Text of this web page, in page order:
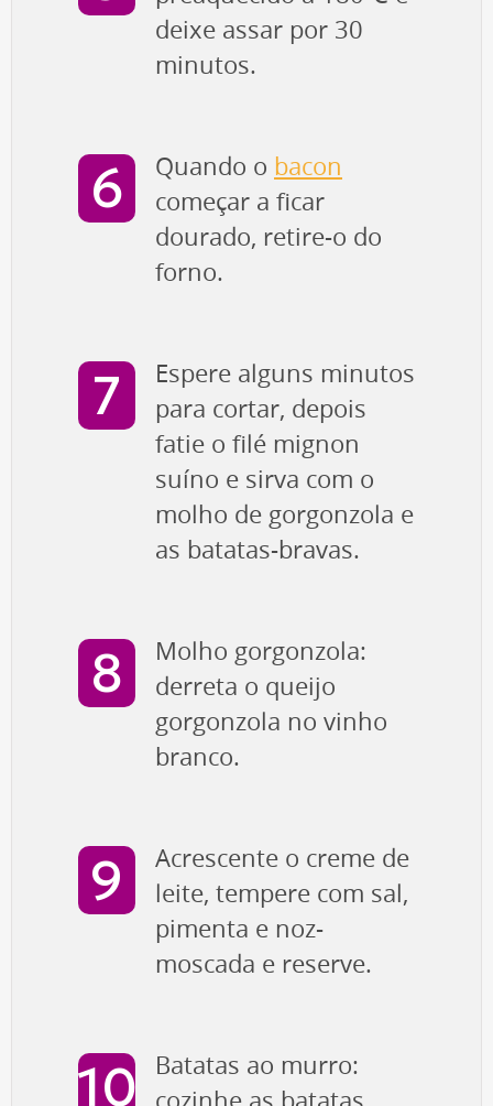
deixe assar por 30
minutos.
Quando o bacon
começar a ficar
dourado, retire-o do
forno.
Espere alguns minutos
para cortar, depois
fatie o filé mignon
suíno e sirva com o
molho de gorgonzola e
as batatas-bravas.
Molho gorgonzola:
derreta o queijo
gorgonzola no vinho
branco.
Acrescente o creme de
leite, tempere com sal,
pimenta e noz-
moscada e reserve.
Batatas ao murro: